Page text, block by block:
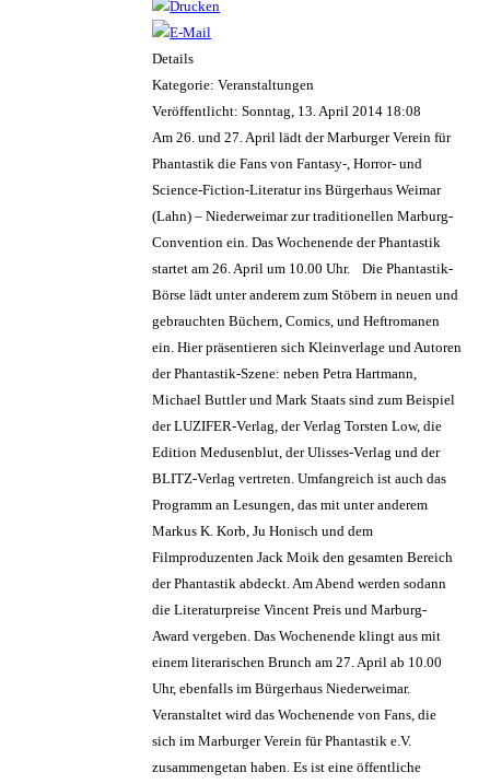
Details
Kategorie: Veranstaltungen
Veröffentlicht: Sonntag, 13. April 2014 18:08
Am 26. und 27. April lädt der Marburger Verein für
Phantastik die Fans von Fantasy-, Horror- und
Science-Fiction-Literatur ins Bürgerhaus Weimar
(Lahn) – Niederweimar zur traditionellen Marburg-
Convention ein. Das Wochenende der Phantastik
startet am 26. April um 10.00 Uhr. Die Phantastik-
Börse lädt unter anderem zum Stöbern in neuen und
gebrauchten Büchern, Comics, und Heftromanen
ein. Hier präsentieren sich Kleinverlage und Autoren
der Phantastik-Szene: neben Petra Hartmann,
Michael Buttler und Mark Staats sind zum Beispiel
der LUZIFER-Verlag, der Verlag Torsten Low, die
Edition Medusenblut, der Ulisses-Verlag und der
BLITZ-Verlag vertreten. Umfangreich ist auch das
Programm an Lesungen, das mit unter anderem
Markus K. Korb, Ju Honisch und dem
Filmproduzenten Jack Moik den gesamten Bereich
der Phantastik abdeckt. Am Abend werden sodann
die Literaturpreise Vincent Preis und Marburg-
Award vergeben. Das Wochenende klingt aus mit
einem literarischen Brunch am 27. April ab 10.00
Uhr, ebenfalls im Bürgerhaus Niederweimar.
Veranstaltet wird das Wochenende von Fans, die
sich im Marburger Verein für Phantastik e.V.
zusammengetan haben. Es ist eine öffentliche